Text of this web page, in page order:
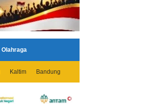
Olahraga
Kaltim Bandung